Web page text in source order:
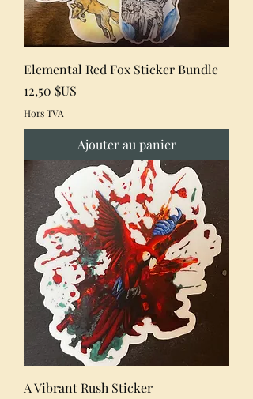
Elemental Red Fox Sticker Bundle
Prix
12,50 $US
Hors TVA
Ajouter au panier
A Vibrant Rush Sticker